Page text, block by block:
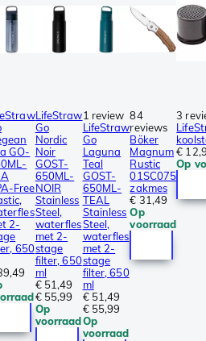
GO-
Free
2-
650
LifeStraw
Go
Nordic
Noir
GOST-
650ML-
NOIR
Stainless
Steel,
waterfles
met 2-
stage
filter, 650
ml
€ 51,49
€ 55,99
Op
voorraad
1 review
LifeStraw
Go
Laguna
Teal
GOST-
650ML-
TEAL
Stainless
Steel,
waterfles
met 2-
stage
filter, 650
ml
€ 51,49
€ 55,99
Op
voorraad
84
reviews
Böker
Magnum
Rustic
01SC075
zakmes
€ 31,49
Op
voorraad
3
€
Op